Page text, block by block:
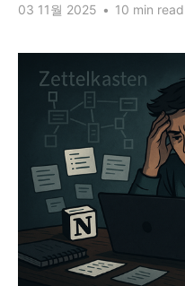
03 11월 2025 • 10 min read